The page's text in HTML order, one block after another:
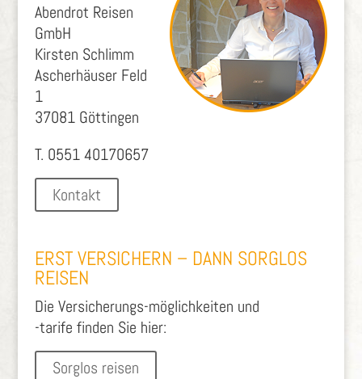
Abendrot Reisen
GmbH
Kirsten Schlimm
Ascherhäuser Feld
1
37081 Göttingen
T. 0551 40170657
Kontakt
ERST VERSICHERN – DANN SORGLOS
REISEN
Die Versicherungs-möglichkeiten und
-tarife finden Sie hier:
Sorglos reisen